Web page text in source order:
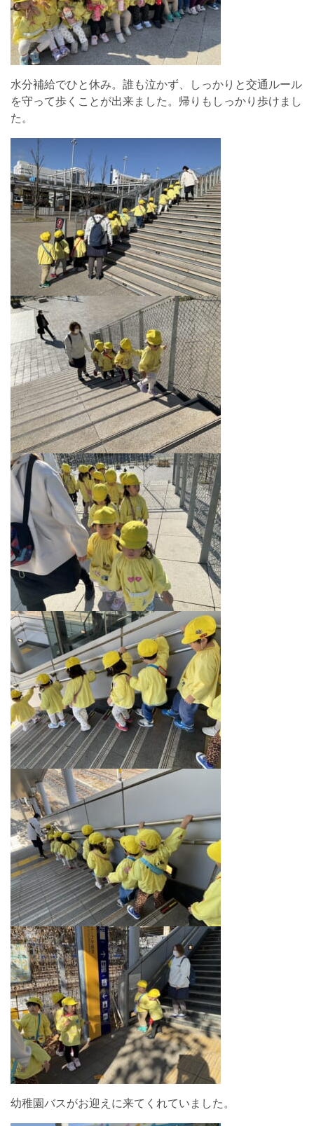
水分補給でひと休み。誰も泣かず、しっかりと交通ルール
を守って歩くことが出来ました。帰りもしっかり歩けまし
た。
幼稚園バスがお迎えに来てくれていました。